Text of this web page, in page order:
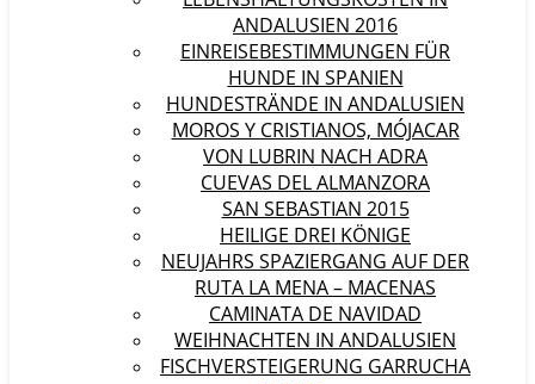
ANDALUSIEN 2016
EINREISEBESTIMMUNGEN FÜR
HUNDE IN SPANIEN
HUNDESTRÄNDE IN ANDALUSIEN
MOROS Y CRISTIANOS, MÓJACAR
VON LUBRIN NACH ADRA
CUEVAS DEL ALMANZORA
SAN SEBASTIAN 2015
HEILIGE DREI KÖNIGE
NEUJAHRS SPAZIERGANG AUF DER
RUTA LA MENA – MACENAS
CAMINATA DE NAVIDAD
WEIHNACHTEN IN ANDALUSIEN
FISCHVERSTEIGERUNG GARRUCHA